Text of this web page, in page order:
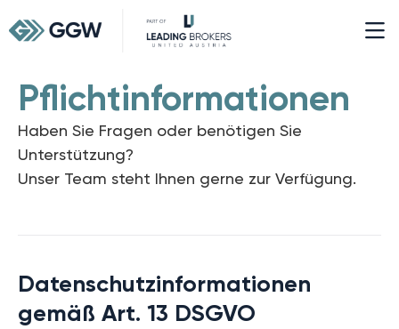
Pflichtinformationen
Haben Sie Fragen oder benötigen Sie
Unterstützung?
Unser Team steht Ihnen gerne zur Verfügung.
Datenschutzinformationen
gemäß Art. 13 DSGVO